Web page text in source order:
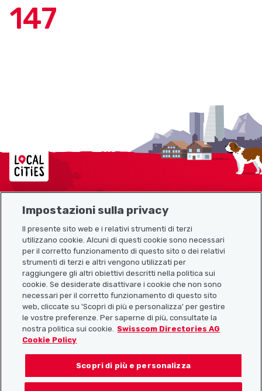
147
Localcities
Link utili
Scarica l’app Localcities
Seguiteci su:
Impostazioni sulla privacy
Il presente sito web e i relativi strumenti di terzi
utilizzano cookie. Alcuni di questi cookie sono necessari
per il corretto funzionamento di questo sito o dei relativi
strumenti di terzi e altri vengono utilizzati per
raggiungere gli altri obiettivi descritti nella politica sui
cookie. Se desiderate disattivare i cookie che non sono
necessari per il corretto funzionamento di questo sito
web, cliccate su 'Scopri di più e personalizza' per gestire
le vostre preferenze. Per saperne di più, consultate la
nostra politica sui cookie.
Swisscom Directories AG
Cookie Policy
Scopri di più e personalizza